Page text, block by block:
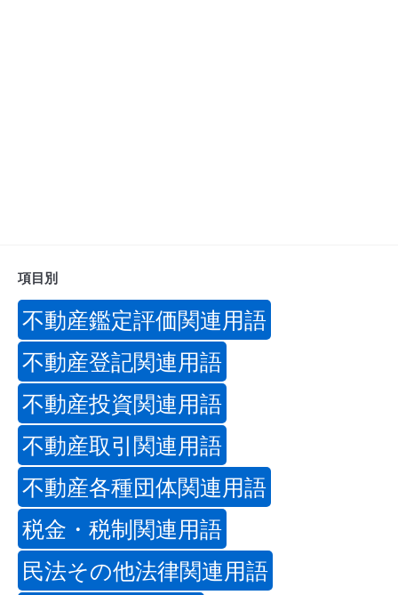
項目別
不動産鑑定評価関連用語
不動産登記関連用語
不動産投資関連用語
不動産取引関連用語
不動産各種団体関連用語
税金・税制関連用語
民法その他法律関連用語